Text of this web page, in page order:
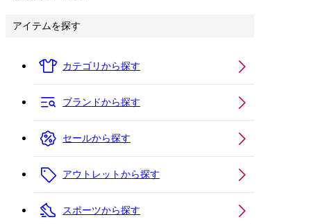
アイテムを探す
カテゴリから探す
ブランドから探す
セールから探す
アウトレットから探す
スポーツから探す